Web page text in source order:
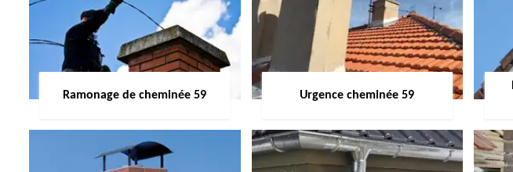
Ramonage de cheminée 59 Urgence cheminée 59